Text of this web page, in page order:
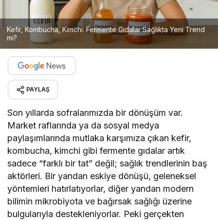
Kefir, Kombucha, Kimchi: Fermente Gıdalar Sağlıkta Yeni Trend
mi?
PAYLAŞ
Son yıllarda sofralarımızda bir dönüşüm var.
Market raflarında ya da sosyal medya
paylaşımlarında mutlaka karşımıza çıkan kefir,
kombucha, kimchi gibi fermente gıdalar artık
sadece “farklı bir tat” değil; sağlık trendlerinin baş
aktörleri. Bir yandan eskiye dönüşü, geleneksel
yöntemleri hatırlatıyorlar, diğer yandan modern
bilimin mikrobiyota ve bağırsak sağlığı üzerine
bulgularıyla destekleniyorlar. Peki gerçekten